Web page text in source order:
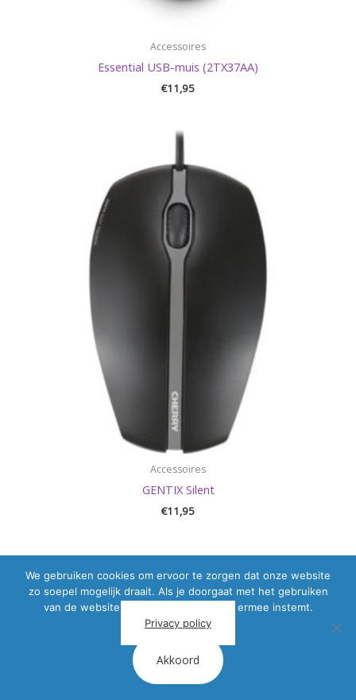
Accessoires
Essential USB-muis (2TX37AA)
€11,95
Accessoires
GENTIX Silent
€11,95
We gebruiken cookies om ervoor te zorgen dat onze website
zo soepel mogelijk draait. Als je doorgaat met het gebruiken
van de website, gaan we er vanuit dat ermee instemt.
Privacy policy
Akkoord